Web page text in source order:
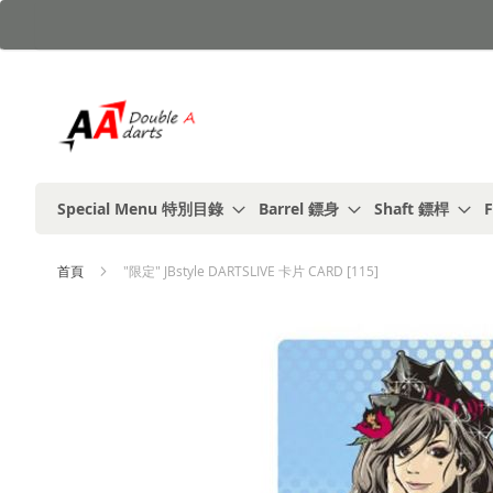
到
Special Menu 特別目錄
Barrel 鏢身 Shaft 鏢桿
首頁 "限定" JBstyle DARTSLIVE 卡片 CARD [115]